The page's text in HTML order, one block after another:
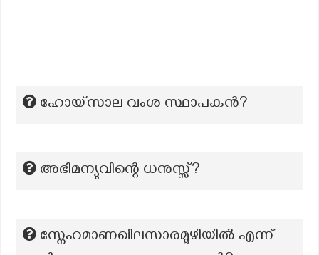
ഹോയ്സാല വംശ സ്ഥാപകന്‍?
അഭിമന്യുവിന്റെ ധനുസ്സ്?
സ്നേഹമാണഖിലസാരമൂഴിയിൽ എന്ന്